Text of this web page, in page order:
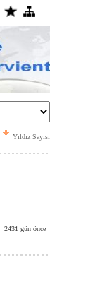
Yıldız Sayısı
2431 gün önce